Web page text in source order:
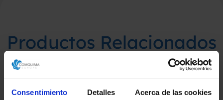
Consentimiento Detalles Acerca de las cookies
Productos Relacionados